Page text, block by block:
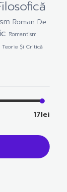
Roman De
Romantism
Teorie Și Critică
17lei